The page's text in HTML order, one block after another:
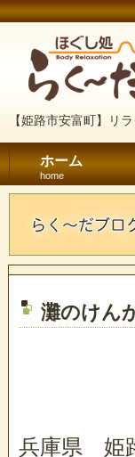
【姫路市安富町】リ
ホーム
home
灘のけん
兵庫県 姫